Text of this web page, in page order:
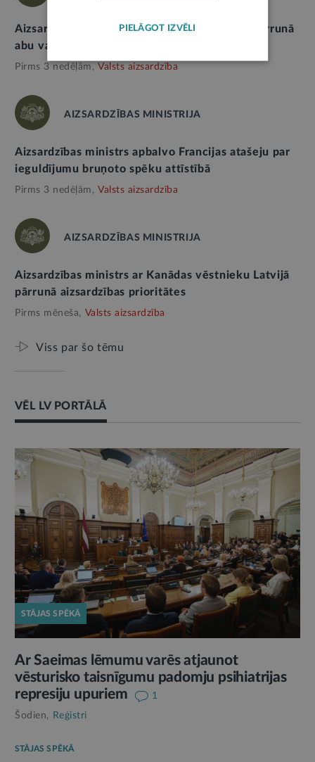
Aizsardzības ministrs ar Spānijas vēstnieku pārrunā
abu valstu sadarbību
Pirms 3 nedēļām, Valsts aizsardzība
AIZSARDZĪBAS MINISTRIJA
Aizsardzības ministrs apbalvo Francijas atašeju par
ieguldījumu bruņoto spēku attīstībā
Pirms 3 nedēļām, Valsts aizsardzība
AIZSARDZĪBAS MINISTRIJA
Aizsardzības ministrs ar Kanādas vēstnieku Latvijā
pārrunā aizsardzības prioritātes
Pirms mēneša, Valsts aizsardzība
Viss par šo tēmu
VĒL LV PORTĀLĀ
STĀJAS SPĒKĀ
Ar Saeimas lēmumu varēs atjaunot
vēsturisko taisnīgumu padomju psihiatrijas
represiju upuriem
1
Šodien, Reģistri
STĀJAS SPĒKĀ
PIELĀGOT IZVĒLI